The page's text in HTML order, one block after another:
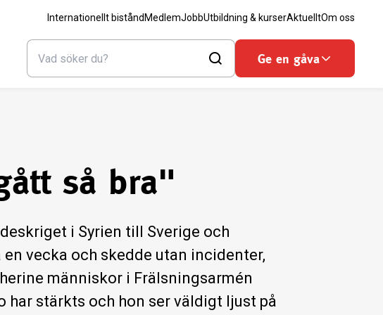
Internationellt bistånd MedlemJobbUtbildning & kurserAktuelltOm oss
Ge en gåva
så bra"
i Syrien till Sverige och
vecka och skedde utan incidenter,
människor i Frälsningsarmén
har stärkts och hon ser väldigt ljust på